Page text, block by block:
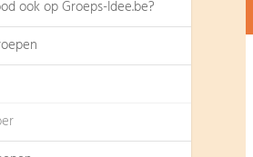
ook op Groeps-Idee.be?